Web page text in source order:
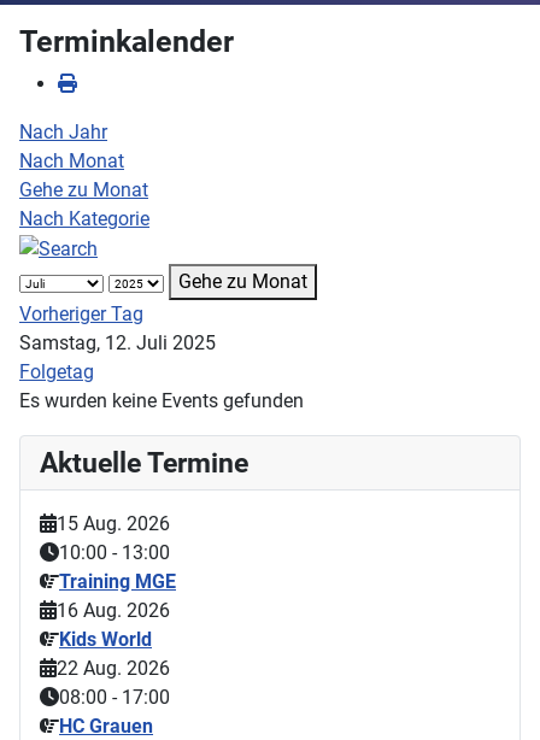
Terminkalender
Nach Jahr
Nach Monat
Gehe zu Monat
Nach Kategorie
Gehe zu Monat
Vorheriger Tag
Samstag, 12. Juli 2025
Folgetag
Es wurden keine Events gefunden
Aktuelle Termine
15 Aug. 2026
10:00 - 13:00
Training MGE
16 Aug. 2026
Kids World
22 Aug. 2026
08:00 - 17:00
HC Grauen